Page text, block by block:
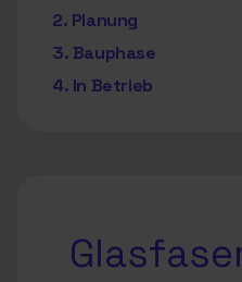
2. Planung
3. Bauphase
4. In Betrieb